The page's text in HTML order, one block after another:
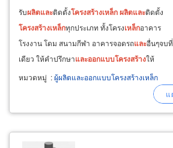
รับผลิตและติดตั้งโครงสร้างเหล็กผลิตและติดตั้ง
โครงสร้างเหล็กทุกประเภท ทั้งโครงเหล็กอาคาร
โรงงาน โดม สนามกีฬา อาคารจอดรถและอื่นๆจบที่
เดียว ให้คำปรึกษาและออกแบบโครงสร้างให้
เหมาะกับการใช้งานจริง พร้อมผลิตชิ้นงาน ในแบบ
ที่ลูกค้าอยากได้ ดูแลงานก่อสร้างครบวงจร ตั้งแต่
หมวดหมู่ :ผู้ผลิตและออกแบบโครงสร้างเหล็ก